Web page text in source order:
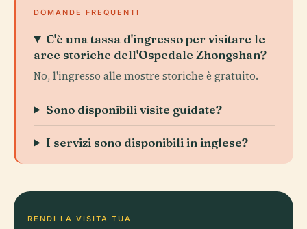
DOMANDE FREQUENTI
C'è una tassa d'ingresso per visitare le
aree storiche dell'Ospedale Zhongshan?
No, l'ingresso alle mostre storiche è gratuito.
Sono disponibili visite guidate?
I servizi sono disponibili in inglese?
RENDI LA VISITA TUA